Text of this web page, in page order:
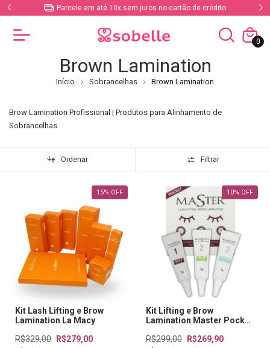
Parcele em até 10x sem juros no cartão de crédito
0
Brown Lamination
Início Sobrancelhas Brown Lamination
Brow Lamination Profissional | Produtos para Alinhamento de
Sobrancelhas
Ordenar Filtrar
15% OFF
Kit Lash Lifting e Brow
Lamination La Macy
R$329,00
R$279,00
10% OFF
Kit Lifting e Brow
Lamination Master Pocket
R$299,00
R$269,90